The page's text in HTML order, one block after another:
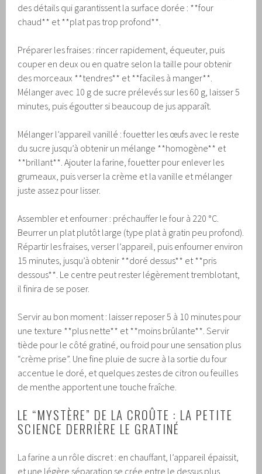
des détails qui garantissent la surface dorée : **four
chaud** et **plat pas trop profond**.
Préparer les fraises : rincer rapidement, équeuter, puis
couper en deux ou en quatre selon la taille pour obtenir
des morceaux **tendres** et **faciles à manger**.
Mélanger avec 10 g de sucre prélevés sur les 60 g, laisser 5
minutes, puis égoutter si beaucoup de jus apparaît.
Mélanger l’appareil vanillé : fouetter les œufs avec le reste
du sucre jusqu’à obtenir un mélange **homogène** et
**brillant**. Ajouter la farine, fouetter pour enlever les
grumeaux, puis verser la crème et la vanille et mélanger
juste assez pour lisser.
Assembler et enfourner : préchauffer le four à 220 °C.
Beurrer un plat plutôt large (type plat à gratin peu profond).
Répartir les fraises, verser l’appareil, puis enfourner environ
15 minutes, jusqu’à obtenir **doré dessus** et **pris
dessous**. Le centre peut rester légèrement tremblotant,
il finira de se poser.
Servir au bon moment : laisser reposer 5 à 10 minutes pour
une texture **plus nette** et **moins brûlante**. Servir
tiède pour le côté gratiné, ou froid pour une sensation plus
“crème prise”. Une fine pluie de sucre à la sortie du four
accentue le doré, et quelques zestes de citron ou feuilles
de menthe apportent une touche fraîche.
LE “MYSTÈRE” DE LA CROÛTE : LA PETITE
SCIENCE DERRIÈRE LE GRATINÉ
La farine a un rôle discret : en chauffant, l’appareil épaissit,
et une légère séparation se crée entre le dessus plus